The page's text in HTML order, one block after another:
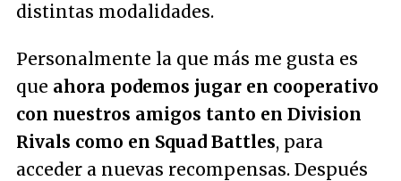
distintas modalidades.
Personalmente la que más me gusta es
que ahora podemos jugar en cooperativo
con nuestros amigos tanto en Division
Rivals como en Squad Battles, para
acceder a nuevas recompensas. Después